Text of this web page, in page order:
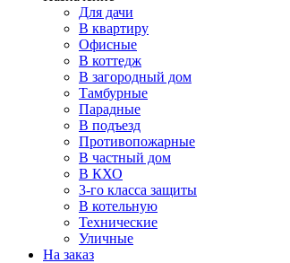
Для дачи
В квартиру
Офисные
В коттедж
В загородный дом
Тамбурные
Парадные
В подъезд
Противопожарные
В частный дом
В КХО
3-го класса защиты
В котельную
Технические
Уличные
На заказ